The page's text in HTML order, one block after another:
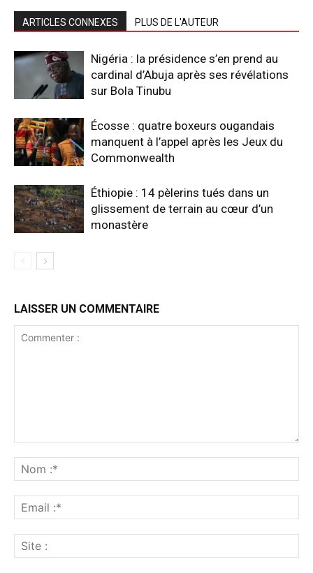
ARTICLES CONNEXES PLUS DE L'AUTEUR
Nigéria : la présidence s’en prend au
cardinal d’Abuja après ses révélations
sur Bola Tinubu
Écosse : quatre boxeurs ougandais
manquent à l’appel après les Jeux du
Commonwealth
Éthiopie : 14 pèlerins tués dans un
glissement de terrain au cœur d’un
monastère
LAISSER UN COMMENTAIRE